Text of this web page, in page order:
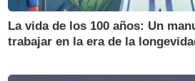
La vida de los 100 años: Un
trabajar en la era de la